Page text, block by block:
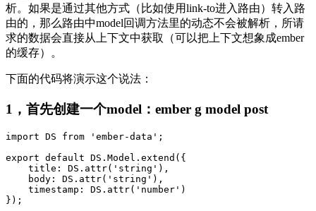
析。如果是通过其他方式（比如使用link-to进入路由）转入路
由的，那么路由中model回调方法里的动态不会被解析，所请
求的数据会直接从上下文中获取（可以把上下文想象成ember
的缓存）。
下面的代码将演示这个说法：
1，首先创建一个model：ember g model post
import DS from 'ember-data';
export default DS.Model.extend({
    title: DS.attr('string'),
    body: DS.attr('string'),
    timestamp: DS.attr('number')